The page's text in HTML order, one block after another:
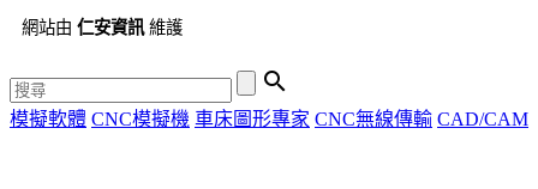
網站由 仁安資訊維護

模擬軟體 CNC模擬機 車床圖形專家 CNC無線傳輸 CAD/CAM